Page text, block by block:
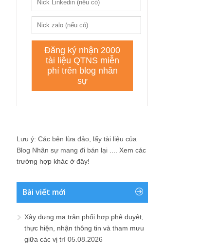
Lưu ý: Các bên lừa đảo, lấy tài liệu của
Blog Nhân sự mang đi bán lại .... Xem các
trường hợp khác ở đây!
Bài viết mới
Xây dựng ma trận phối hợp phê duyệt,
thực hiện, nhận thông tin và tham mưu
giữa các vị trí 05.08.2026